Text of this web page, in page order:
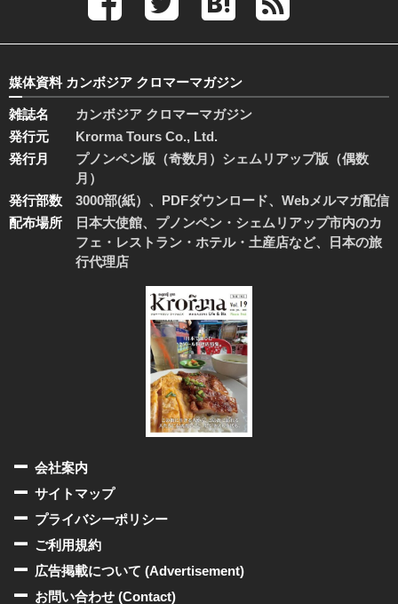
媒体資料 カンボジア クロマーマガジン
雑誌名
カンボジア クロマーマガジン
発行元
Krorma Tours Co., Ltd.
発行月
プノンペン版（奇数月）シェムリアップ版（偶数
月）
発行部数
3000部(紙）、PDFダウンロード、Webメルマガ配信
配布場所
日本大使館、プノンペン・シェムリアップ市内のカ
フェ・レストラン・ホテル・土産店など、日本の旅
行代理店
会社案内
サイトマップ
プライバシーポリシー
ご利用規約
広告掲載について (Advertisement)
お問い合わせ (Contact)